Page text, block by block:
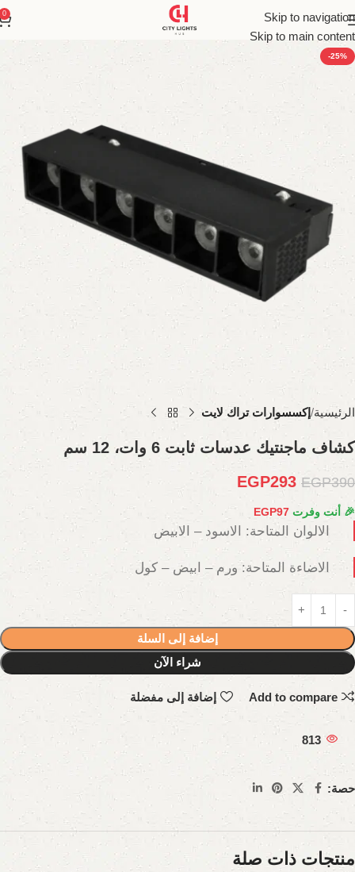
Skip to navigation
Skip to main content
0
-25%
الرئيسية إكسسوارات تراك لايت
كشاف ماجنتيك عدسات ثابت 6 وات، 12 سم
EGP390
EGP293
🎉 أنت وفرت EGP97
الالوان المتاحة: الاسود – الابيض
الاضاءة المتاحة: ورم – ابيض – كول
إضافة إلى السلة
شراء الآن
Add to compare إضافة إلى مفضلة
813
حصة:
منتجات ذات صلة